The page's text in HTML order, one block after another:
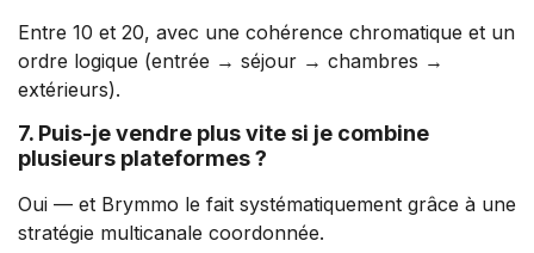
Entre 10 et 20, avec une cohérence chromatique et un
ordre logique (entrée → séjour → chambres →
extérieurs).
7. Puis-je vendre plus vite si je combine
plusieurs plateformes ?
Oui — et Brymmo le fait systématiquement grâce à une
stratégie multicanale coordonnée.